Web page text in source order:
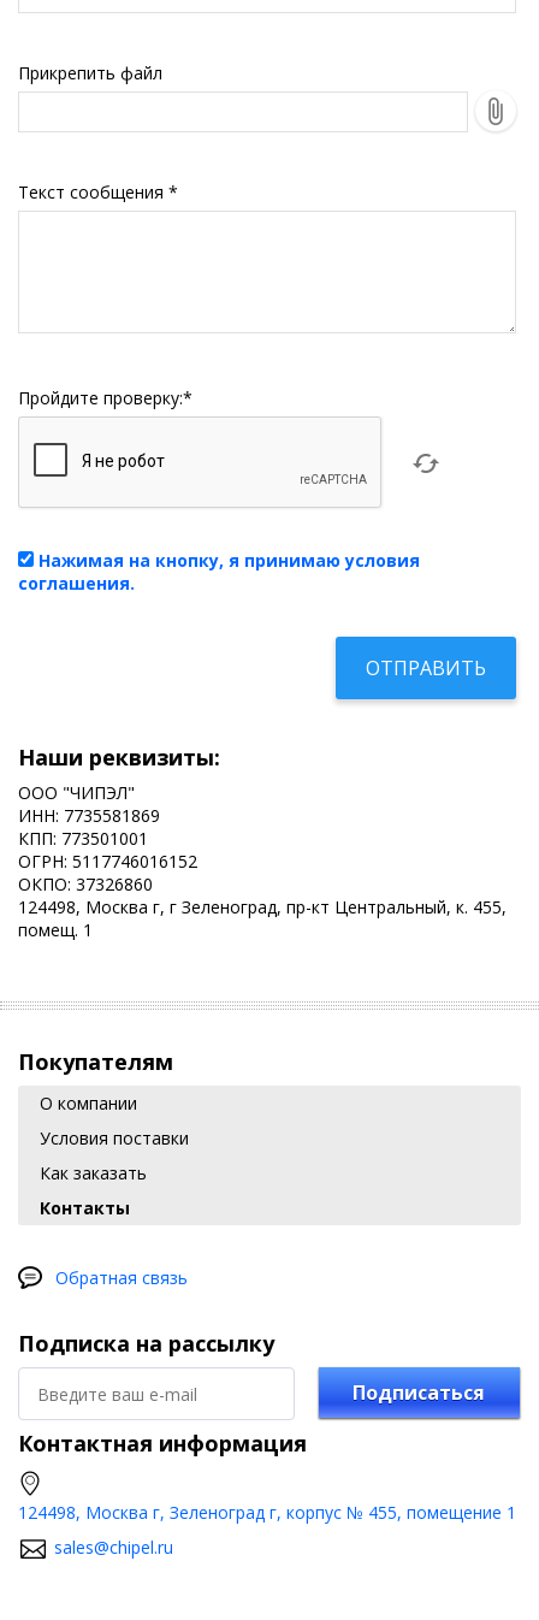
Прикрепить файл
Текст сообщения *
Пройдите проверку:*
Нажимая на кнопку, я принимаю условия
соглашения.
Наши реквизиты:
ООО "ЧИПЭЛ"
ИНН: 7735581869
КПП: 773501001
ОГРН: 5117746016152
ОКПО: 37326860
124498, Москва г, г Зеленоград, пр-кт Центральный, к. 455,
помещ. 1
Покупателям
О компании
Условия поставки
Как заказать
Контакты
Обратная связь
Подписка на рассылку
Подписаться
Контактная информация
124498, Москва г, Зеленоград г, корпус № 455, помещение 1
sales@chipel.ru